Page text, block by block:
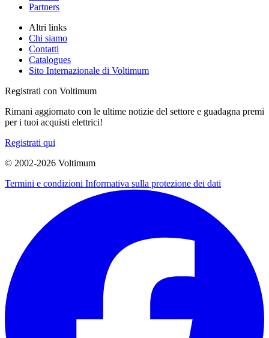
Partners
Altri links
Chi siamo
Contatti
Catalogues
Sito Internazionale di Voltimum
Registrati con Voltimum
Rimani aggiornato con le ultime notizie del settore e guadagna premi
per i tuoi acquisti elettrici!
Registrati qui
© 2002-2026 Voltimum
Termini e condizioni Informativa sulla protezione dei dati